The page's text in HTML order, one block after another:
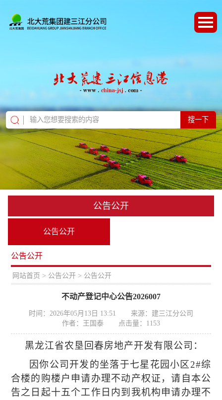
搜一下
公告公开
公告公开
公告公开
网站首页 > 公告公开 > 公告公开
不动产登记中心公告2026007
时间：2026年05月13日 13:51
来源：建三江分公司
作者：王国泰
点击量： 1153
黑龙江省农垦回春房地产开发有限公司：
因你公司开发的坐落于七星花园小区2#综
合楼的购楼户申请办理不动产权证，请自本公
告之日起十五个工作日内到我机构申请办理不